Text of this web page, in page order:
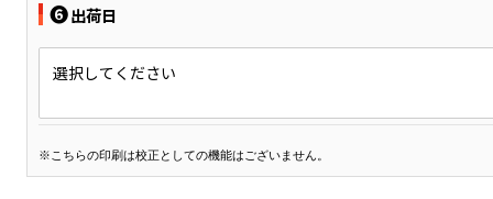
❻出荷日
選択してください
※こちらの印刷は校正としての機能はございません。